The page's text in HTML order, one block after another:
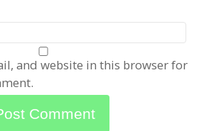
and website in this browser for